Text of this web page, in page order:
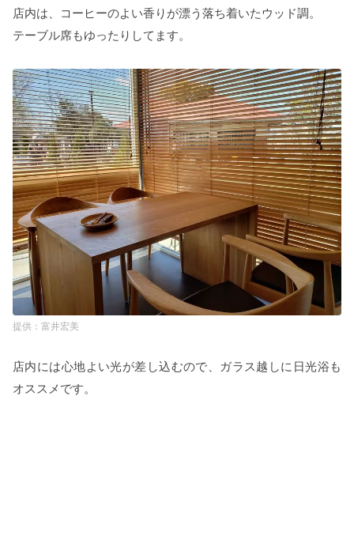
店内は、コーヒーのよい香りが漂う落ち着いたウッド調。
テーブル席もゆったりしてます。
富井宏美
店内には心地よい光が差し込むので、ガラス越しに日光浴も
オススメです。